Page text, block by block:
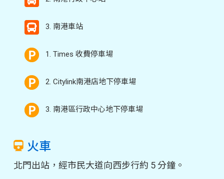
3. 南港車站
1. Times 收費停車場
2. Citylink南港店地下停車場
3. 南港區行政中心地下停車場
火車
北門出站，經市民大道向西步行約 5 分鐘。